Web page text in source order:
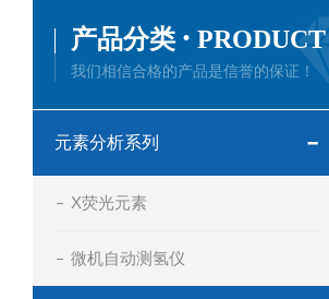
产品分类 · PRODUCT
我们相信合格的产品是信誉的保证！
元素分析系列
X荧光元素
微机自动测氢仪